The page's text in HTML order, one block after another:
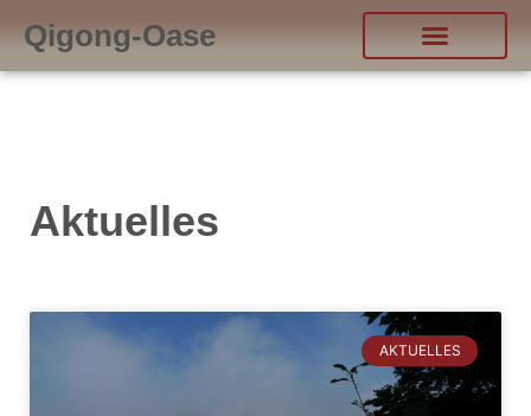
Qigong-Oase
Aktuelles
AKTUELLES